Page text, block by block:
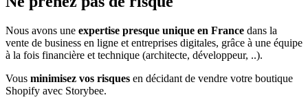
Nous avons une expertise presque unique en France dans la
vente de business en ligne et entreprises digitales, grâce à une équipe
à la fois financière et technique (architecte, développeur, ..).
Vous minimisez vos risques en décidant de vendre votre boutique
Shopify avec Storybee.